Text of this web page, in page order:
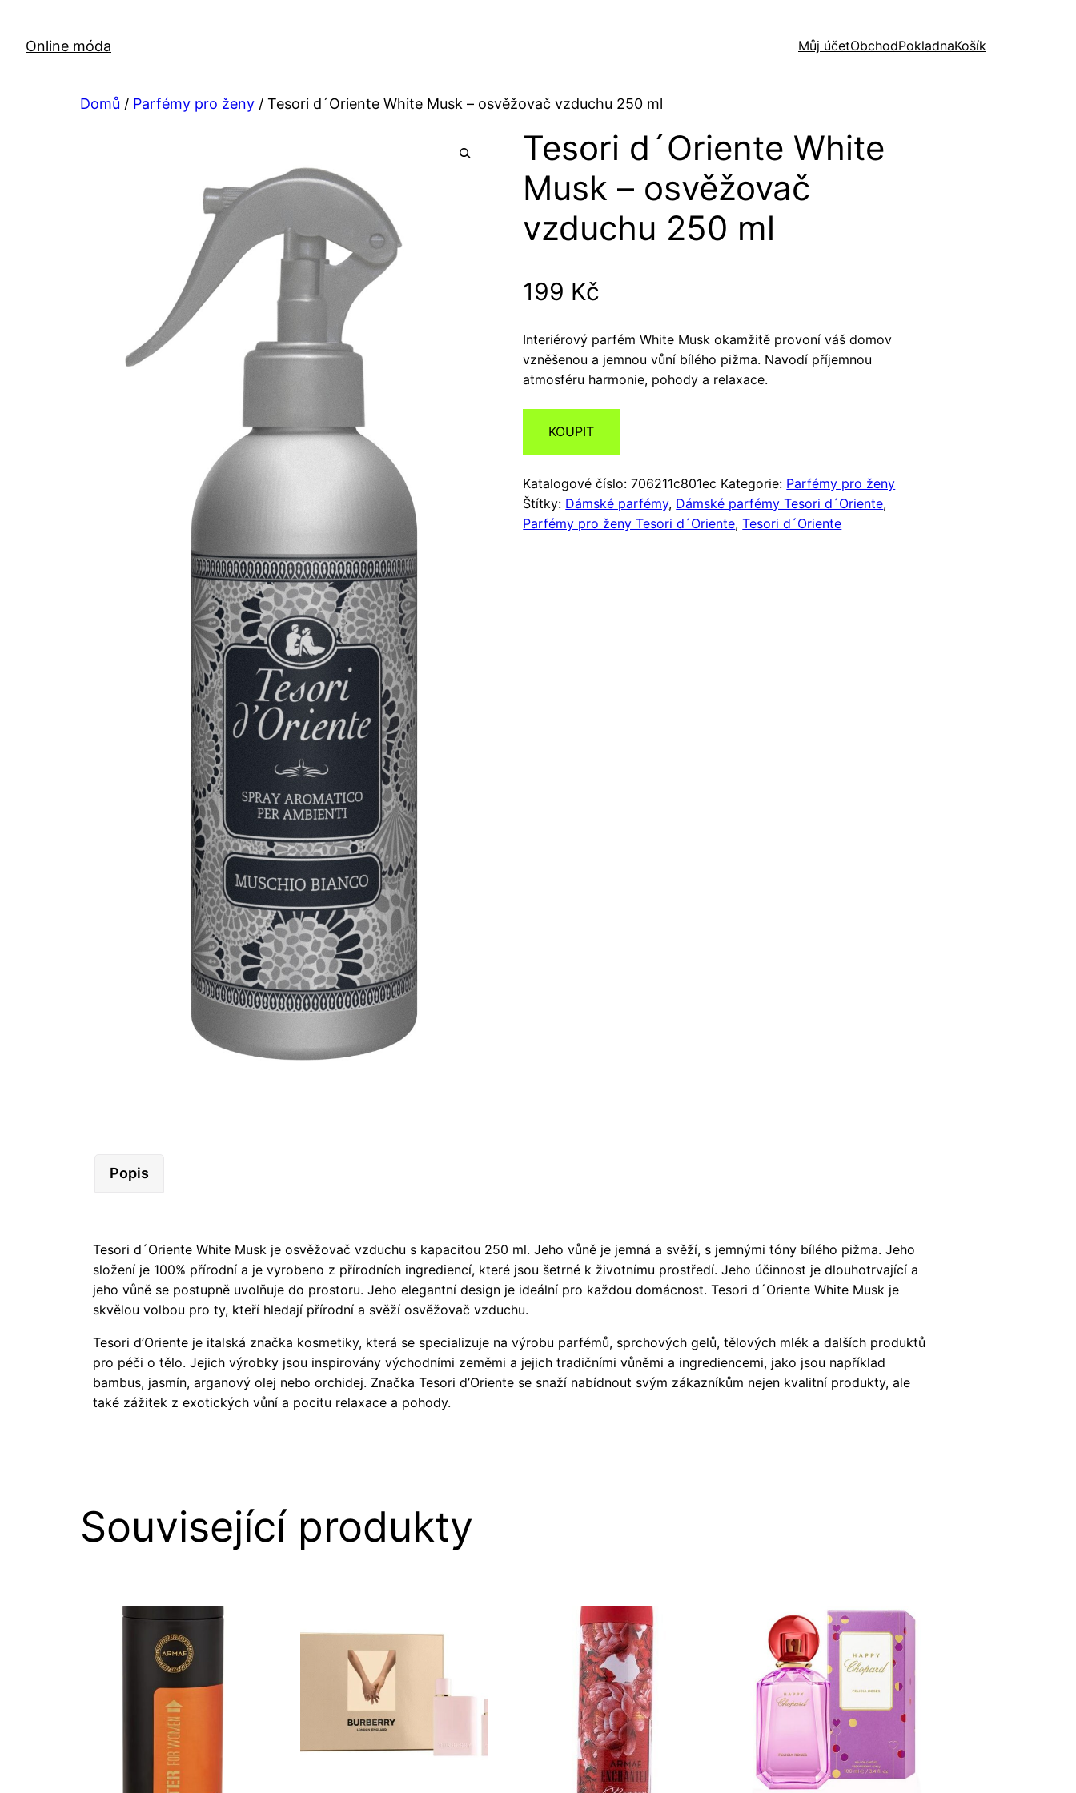
obsah
Online móda Můj účetObchodPokladnaKošík
Domů / Parfémy pro ženy / Tesori d´Oriente White Musk – osvěžovač vzduchu 250 ml
Tesori d´Oriente White
Musk – osvěžovač
vzduchu 250 ml
199 Kč
Interiérový parfém White Musk okamžitě provoní váš domov
vzněšenou a jemnou vůní bílého pižma. Navodí příjemnou
atmosféru harmonie, pohody a relaxace.
KOUPIT
Katalogové číslo:706211c801ec Kategorie: Parfémy pro ženy
Štítky: Dámské parfémy, Dámské parfémy Tesori d´Oriente,
Parfémy pro ženy Tesori d´Oriente,Tesori d´Oriente
Popis
Tesori d´Oriente White Musk je osvěžovač vzduchu s kapacitou 250 ml. Jeho vůně je jemná a svěží, s jemnými tóny bílého pižma. Jeho
složení je 100% přírodní a je vyrobeno z přírodních ingrediencí, které jsou šetrné k životnímu prostředí. Jeho účinnost je dlouhotrvající a
jeho vůně se postupně uvolňuje do prostoru. Jeho elegantní design je ideální pro každou domácnost. Tesori d´Oriente White Musk je
skvělou volbou pro ty, kteří hledají přírodní a svěží osvěžovač vzduchu.
Tesori d’Oriente je italská značka kosmetiky, která se specializuje na výrobu parfémů, sprchových gelů, tělových mlék a dalších produktů
pro péči o tělo. Jejich výrobky jsou inspirovány východními zeměmi a jejich tradičními vůněmi a ingrediencemi, jako jsou například
bambus, jasmín, arganový olej nebo orchidej. Značka Tesori d’Oriente se snaží nabídnout svým zákazníkům nejen kvalitní produkty, ale
také zážitek z exotických vůní a pocitu relaxace a pohody.
Související produkty